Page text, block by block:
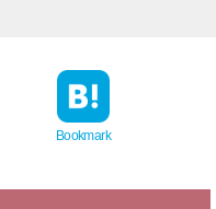
Bookmark